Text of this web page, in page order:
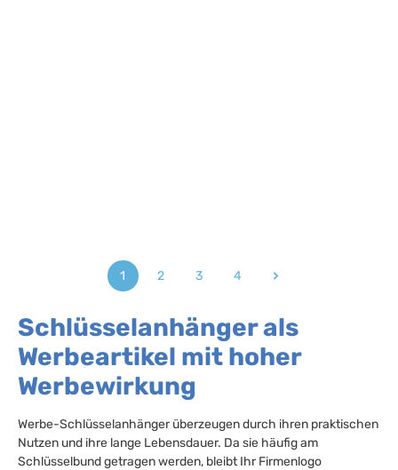
Seite
1
Seite
2
Seite
3
Seite
4
Schlüsselanhänger als
Werbeartikel mit hoher
Werbewirkung
Werbe-Schlüsselanhänger überzeugen durch ihren praktischen
Nutzen und ihre lange Lebensdauer. Da sie häufig am
Schlüsselbund getragen werden, bleibt Ihr Firmenlogo